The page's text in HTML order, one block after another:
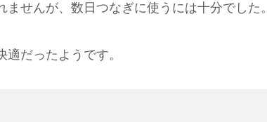
せんが、数日つなぎに使うには十分でした。
だったようです。